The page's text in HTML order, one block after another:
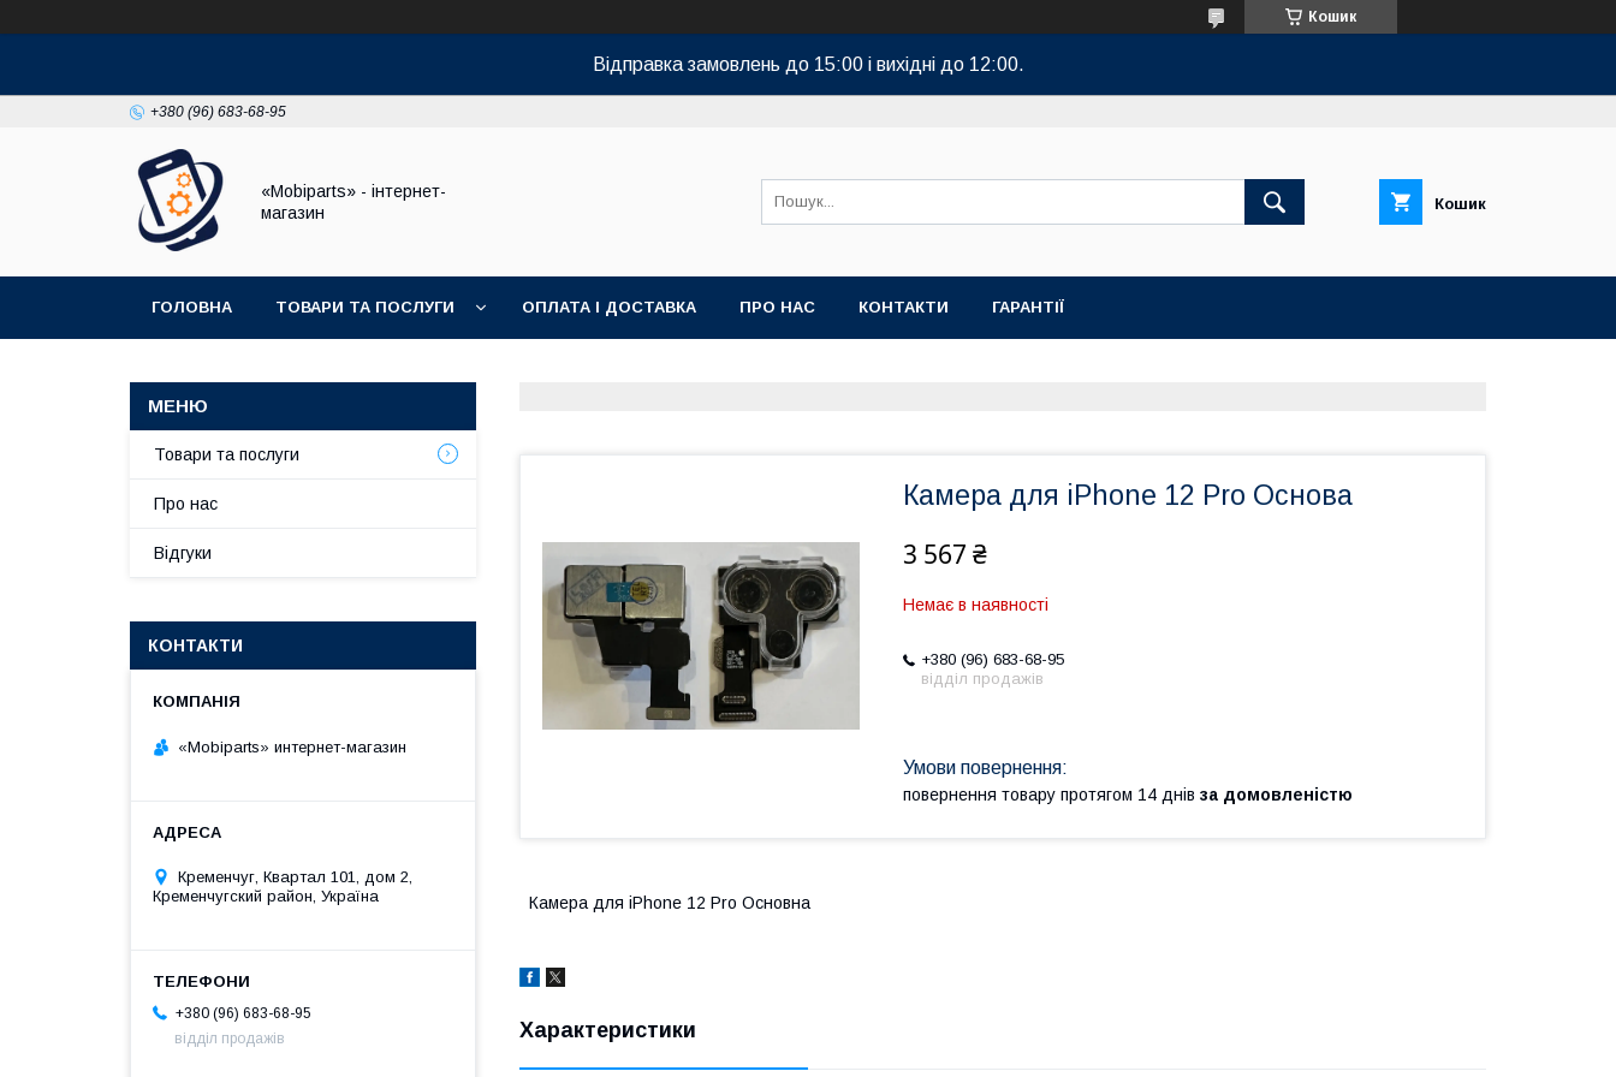
Кошик
Відправка замовлень до 15:00 і вихідні до 12:00.
+380 (96) 683-68-95
«Mobiparts» - інтернет-
магазин
Кошик
ГОЛОВНА ТОВАРИ ТА ПОСЛУГИ ОПЛАТА І ДОСТАВКА ПРО НАС КОНТАКТИ ГАРАНТІЇ
Камера для iPhone 12 Pro Основа
3 567 ₴
Немає в наявності
+380 (96) 683-68-95
відділ продажів
повернення товару протягом 14 днів за домовленістю
Камера для iPhone 12 Pro Основна
Характеристики
Товари та послуги
Про нас
Відгуки
КОНТАКТИ
«Mobiparts» интернет-магазин
Кременчуг, Квартал 101, дом 2,
Кременчугский район, Україна
+380 (96) 683-68-95
відділ продажів